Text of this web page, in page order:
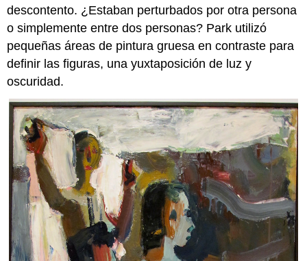
descontento. ¿Estaban perturbados por otra persona
o simplemente entre dos personas? Park utilizó
pequeñas áreas de pintura gruesa en contraste para
definir las figuras, una yuxtaposición de luz y
oscuridad.